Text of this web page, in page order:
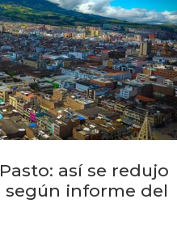
así se redujo
según informe del